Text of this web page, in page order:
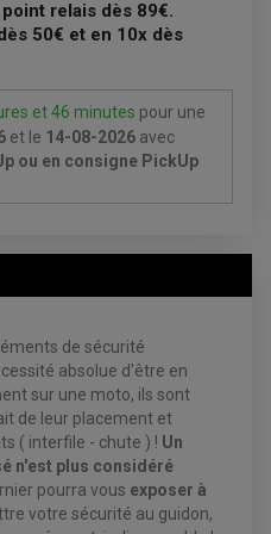
QUAD / SSV
/ SSV
/ SSV
relais dès 89€.
50€ et en 10x dès
et 46 minutes pour une
et le 14-08-2026 avec
ou en consigne PickUp
de sécurité
absolue d'être en
sur une moto, ils sont
de leur placement et
( interfile - chute ) ! Un
n'est plus considéré
pourra vous exposer à
votre sécurité au guidon,